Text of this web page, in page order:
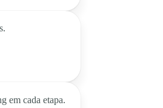
em cada etapa.